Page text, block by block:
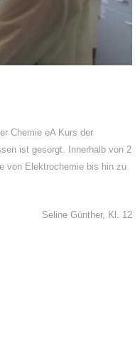
Chemie eA Kurs der
ist gesorgt. Innerhalb von 2
von Elektrochemie bis hin zu
Seline Günther, Kl. 12